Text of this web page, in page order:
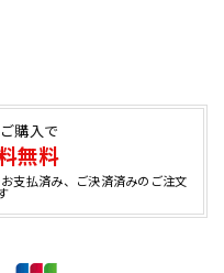
購入で
無料
支払済み、ご決済済みのご注文